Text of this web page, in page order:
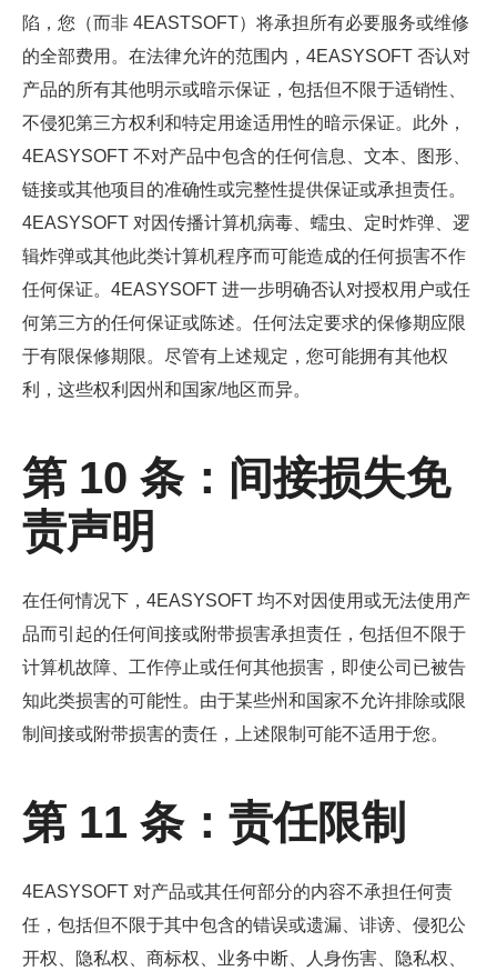
陷，您（而非 4EASTSOFT）将承担所有必要服务或维修
的全部费用。在法律允许的范围内，4EASYSOFT 否认对
产品的所有其他明示或暗示保证，包括但不限于适销性、
不侵犯第三方权利和特定用途适用性的暗示保证。此外，
4EASYSOFT 不对产品中包含的任何信息、文本、图形、
链接或其他项目的准确性或完整性提供保证或承担责任。
4EASYSOFT 对因传播计算机病毒、蠕虫、定时炸弹、逻
辑炸弹或其他此类计算机程序而可能造成的任何损害不作
任何保证。4EASYSOFT 进一步明确否认对授权用户或任
何第三方的任何保证或陈述。任何法定要求的保修期应限
于有限保修期限。尽管有上述规定，您可能拥有其他权
利，这些权利因州和国家/地区而异。
第 10 条：间接损失免
责声明
在任何情况下，4EASYSOFT 均不对因使用或无法使用产
品而引起的任何间接或附带损害承担责任，包括但不限于
计算机故障、工作停止或任何其他损害，即使公司已被告
知此类损害的可能性。由于某些州和国家不允许排除或限
制间接或附带损害的责任，上述限制可能不适用于您。
第 11 条：责任限制
4EASYSOFT 对产品或其任何部分的内容不承担任何责
任，包括但不限于其中包含的错误或遗漏、诽谤、侵犯公
开权、隐私权、商标权、业务中断、人身伤害、隐私权、